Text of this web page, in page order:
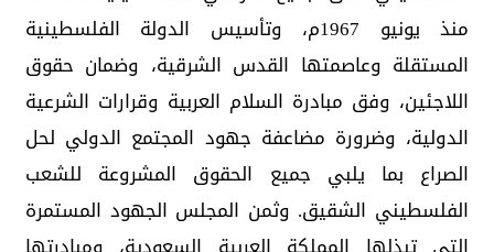
منذ يونيو 1967م، وتأسيس الدولة الفلسطينية
المستقلة وعاصمتها القدس الشرقية، وضمان حقوق
اللاجئين، وفق مبادرة السلام العربية وقرارات الشرعية
الدولية، وضرورة مضاعفة جهود المجتمع الدولي لحل
الصراع بما يلبي جميع الحقوق المشروعة للشعب
الفلسطيني الشقيق. وثمن المجلس الجهود المستمرة